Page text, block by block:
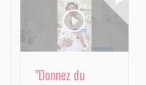
"Donnez du